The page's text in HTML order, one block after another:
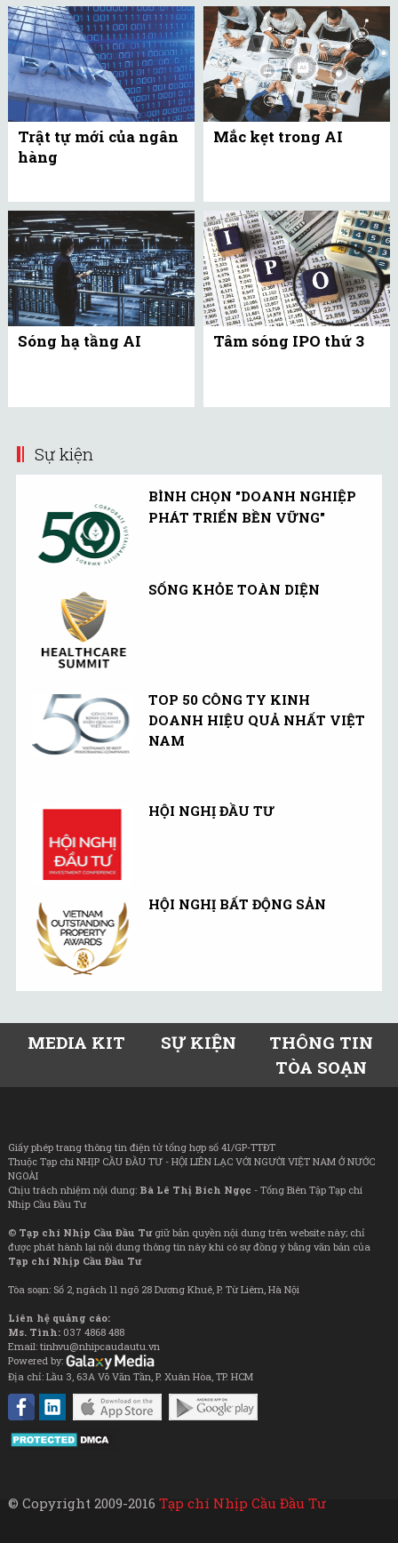
Trật tự mới của ngân
hàng
Mắc kẹt trong AI
Sóng hạ tầng AI Tâm sóng IPO thứ 3
Sự kiện
BÌNH CHỌN "DOANH NGHIỆP
PHÁT TRIỂN BỀN VỮNG"
SỐNG KHỎE TOÀN DIỆN
TOP 50 CÔNG TY KINH
DOANH HIỆU QUẢ NHẤT VIỆT
NAM
HỘI NGHỊ ĐẦU TƯ
HỘI NGHỊ BẤT ĐỘNG SẢN
MEDIA KIT SỰ KIỆN
THÔNG TIN
TÒA SOẠN
Giấy phép trang thông tin điện tử tổng hợp số 41/GP-TTĐT
Thuộc Tạp chí NHỊP CẦU ĐẦU TƯ - HỘI LIÊN LẠC VỚI NGƯỜI VIỆT NAM Ở NƯỚC
NGOÀI
Chịu trách nhiệm nội dung: Bà Lê Thị Bích Ngọc - Tổng Biên Tập Tạp chí
Nhịp Cầu Đầu Tư
© Tạp chí Nhịp Cầu Đầu Tưgiữ bản quyền nội dung trên website này; chỉ
được phát hành lại nội dung thông tin này khi có sự đồng ý bằng văn bản của
Tạp chí Nhịp Cầu Đầu Tư
Tòa soạn: Số 2, ngách 11 ngõ 28 Dương Khuê, P. Từ Liêm, Hà Nội
Liên hệ quảng cáo:
Ms. Tình: 037 4868 488
Email: tinhvu@nhipcaudautu.vn
Powered by:
Địa chỉ: Lầu 3, 63A Võ Văn Tần, P. Xuân Hòa, TP. HCM
© Copyright 2009-2016 Tạp chí Nhịp Cầu Đầu Tư